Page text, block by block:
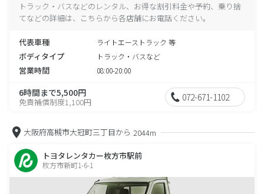
トラック・バスなどのレンタル、お得な割引料金や予約、乗り捨
てなどの詳細は、こちらから各店舗にお電話ください。
代表車種 ライトエーストラック 等
ボディタイプ トラック・バスなど
営業時間 08:00-20:00
6時間まで5,500円
免責補償制度1,100円 072-671-1102
大阪府高槻市大冠町三丁目から 2044m
トヨタレンタカー枚方市駅前
枚方市新町1-6-1